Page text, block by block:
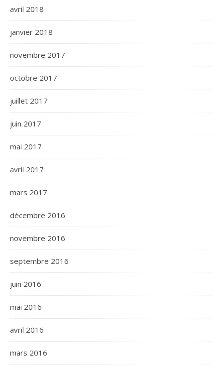
avril 2018
janvier 2018
novembre 2017
octobre 2017
juillet 2017
juin 2017
mai 2017
avril 2017
mars 2017
décembre 2016
novembre 2016
septembre 2016
juin 2016
mai 2016
avril 2016
mars 2016